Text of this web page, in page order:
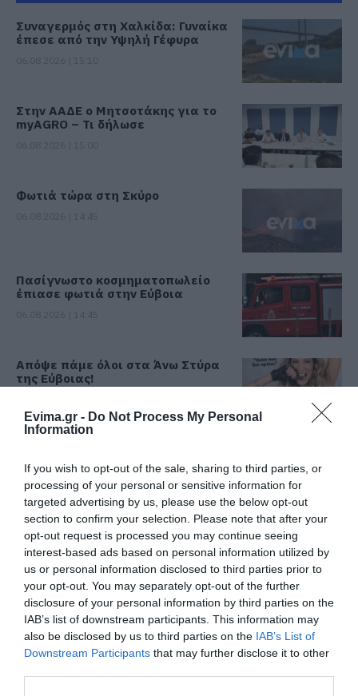
Evima.gr - Do Not Process My Personal
Information
If you wish to opt-out of the sale, sharing to third parties, or
processing of your personal or sensitive information for
targeted advertising by us, please use the below opt-out
section to confirm your selection. Please note that after your
opt-out request is processed you may continue seeing
interest-based ads based on personal information utilized by
us or personal information disclosed to third parties prior to
your opt-out. You may separately opt-out of the further
disclosure of your personal information by third parties on the
IAB’s list of downstream participants. This information may
also be disclosed by us to third parties on the IAB’s List of
Downstream Participants that may further disclose it to other
Συναγερμός στη Χαλκίδα: Γυναίκα
έπεσε από την Υψηλή Γέφυρα
Στην ΑΑΔΕ ο Μητσοτάκης για το
myAGRO – Τι δήλωσε
Φωτιά τώρα στη Σκύρο
Πασίγνωστο κοσμηματοπωλείο
έπιασε φωτιά στην Εύβοια
Απόψε πάμε όλοι στα Άνω Στύρα
της Εύβοιας!
θα γίνει σήμερα πανηγύρι
06.08.2026 | 14:15
Έρχεται το 9ο Αλιβεριώτικο
Αντάμωμα! Πότε και πού θα γίνει
06.08.2026 | 14:00
Οταν ο Άγιος Ιωάννης ο Ρώσσος
έσωσε μια ολόκληρη περιοχή της
Εύβοιας από την φωτιά
Όλες οι τελευταίες ειδήσεις
ΠΕΡΙΣΣΟΤΕΡΑ ΑΠΟ ΠΟΛΙΤΙΚΗ